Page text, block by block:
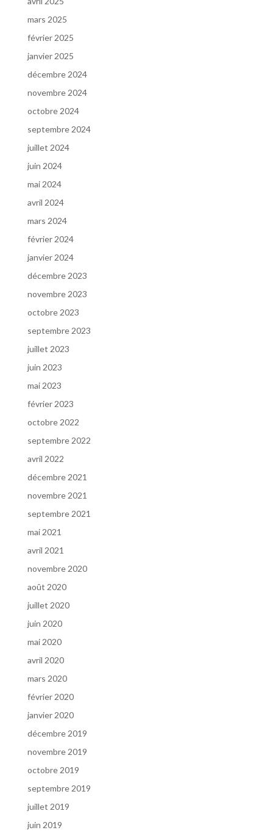
mars 2025
février 2025
janvier 2025
décembre 2024
novembre 2024
octobre 2024
septembre 2024
juillet 2024
juin 2024
mai 2024
avril 2024
mars 2024
février 2024
janvier 2024
décembre 2023
novembre 2023
octobre 2023
septembre 2023
juillet 2023
juin 2023
mai 2023
février 2023
octobre 2022
septembre 2022
avril 2022
décembre 2021
novembre 2021
septembre 2021
mai 2021
avril 2021
novembre 2020
août 2020
juillet 2020
juin 2020
mai 2020
avril 2020
mars 2020
février 2020
janvier 2020
décembre 2019
novembre 2019
octobre 2019
septembre 2019
juillet 2019
juin 2019